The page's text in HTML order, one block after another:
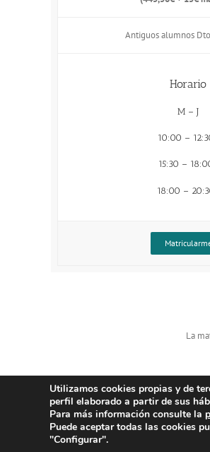
Antiguos alumnos
Horario
M – J
10:00 –
15:30 –
18:00 –
La
2026
Utilizamos cookies propias y de
perfil elaborado a partir de sus
Para más información consulte la
Puede aceptar todas las cookies
"Configurar".